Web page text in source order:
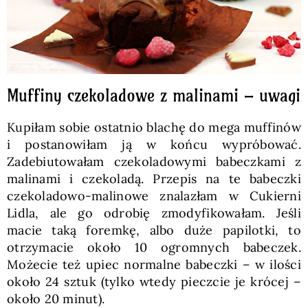
Muffiny czekoladowe z malinami – uwagi
Kupiłam sobie ostatnio blachę do mega muffinów
i postanowiłam ją w końcu wypróbować.
Zadebiutowałam czekoladowymi babeczkami z
malinami i czekoladą. Przepis na te babeczki
czekoladowo-malinowe znalazłam w Cukierni
Lidla, ale go odrobię zmodyfikowałam. Jeśli
macie taką foremkę, albo duże papilotki, to
otrzymacie około 10 ogromnych babeczek.
Możecie też upiec normalne babeczki – w ilości
około 24 sztuk (tylko wtedy pieczcie je krócej –
około 20 minut).